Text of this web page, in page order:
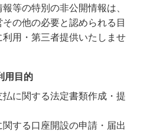
等の特別の非公開情報は、
の他の必要と認められる目
利用・第三者提供いたしませ
用目的
払に関する法定書類作成・提
関する口座開設の申請・届出